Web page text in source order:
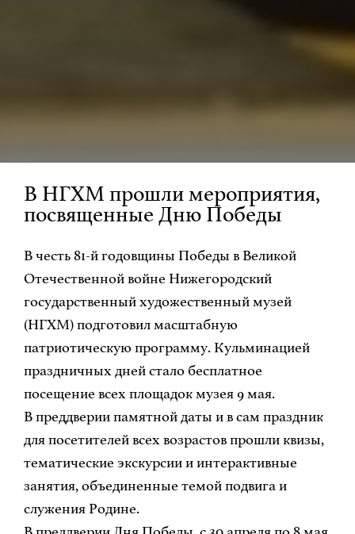
В НГХМ прошли мероприятия,
посвященные Дню Победы
В честь 81-й годовщины Победы в Великой
Отечественной войне Нижегородский
государственный художественный музей
(НГХМ) подготовил масштабную
патриотическую программу. Кульминацией
праздничных дней стало бесплатное
посещение всех площадок музея 9 мая.
В преддверии памятной даты и в сам праздник
для посетителей всех возрастов прошли квизы,
тематические экскурсии и интерактивные
занятия, объединенные темой подвига и
служения Родине.